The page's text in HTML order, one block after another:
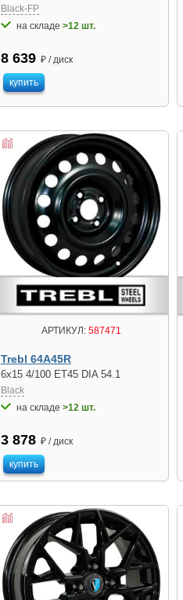
Black-FP
на складе >12 шт.
8 639 ₽ / диск
купить
АРТИКУЛ:587471
Trebl 64A45R
6x15 4/100 ET45 DIA 54.1
Black
на складе >12 шт.
3 878 ₽ / диск
купить